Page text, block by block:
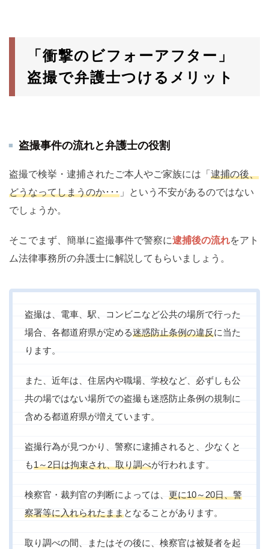
「衝撃のビフォーアフター」
盗撮で弁護士つけるメリット
盗撮事件の流れと弁護士の役割
盗撮で検挙・逮捕されたご本人やご家族には「 逮捕の後、
どうなってしまうのか･･･ 」という不安があるのではない
でしょうか。
そこでまず、簡単に盗撮事件で警察に逮捕後の流れをアト
ム法律事務所の弁護士に解説してもらいましょう。
盗撮は、電車、駅、コンビニなど公共の場所で行った
場合、各都道府県が定める迷惑防止条例の違反に当た
ります。
また、近年は、住居内や職場、学校など、必ずしも公
共の場ではない場所での盗撮も迷惑防止条例の規制に
含める都道府県が増えています。
盗撮行為が見つかり、警察に逮捕されると、少なくと
も1～2日は拘束され、取り調べが行われます。
検察官・裁判官の判断によっては、 更に10～20日、警
察署等に入れられたままとなることがあります。
取り調べの間、またはその後に、検察官は被疑者を起